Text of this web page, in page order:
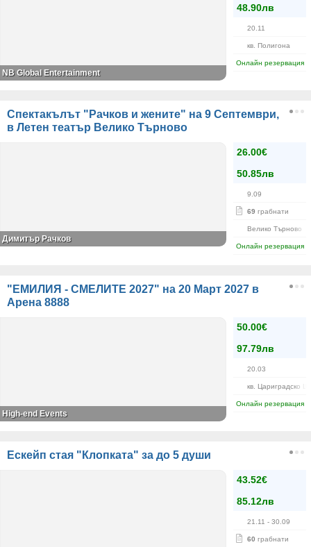
48.90лв
20.11
кв. Полигона
Онлайн резервация
NB Global Entertainment
Спектакълът "Рачков и жените" на 9 Септември,
в Летен театър Велико Търново
26.00€
50.85лв
9.09
69 грабнати
Велико Търново
Онлайн резервация
Димитър Рачков
"ЕМИЛИЯ - СМЕЛИТЕ 2027" на 20 Март 2027 в
Арена 8888
50.00€
97.79лв
20.03
кв. Цариградско
Онлайн резервация
High-end Events
Ескейп стая "Клопката" за до 5 души
43.52€
85.12лв
21.11 - 30.09
60 грабнати